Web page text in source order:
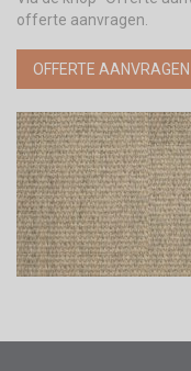
offerte aanvragen.
OFFERTE AANVRAGEN